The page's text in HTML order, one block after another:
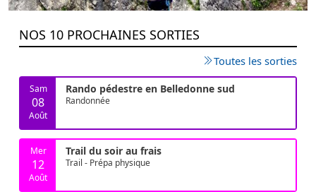
NOS 10 PROCHAINES SORTIES
Toutes les sorties
Sam
08
Août
Rando pédestre en Belledonne sud
Randonnée
Mer
12
Août
Trail du soir au frais
Trail - Prépa physique